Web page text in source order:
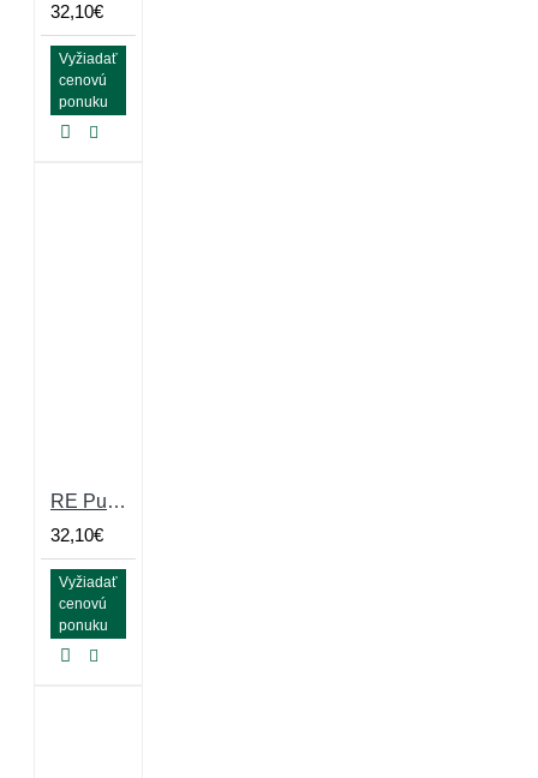
32,10€
Vyžiadať
cenovú
ponuku
RE Puzzle Large 10% Grey Skates Granulátová 10mm
32,10€
Vyžiadať
cenovú
ponuku